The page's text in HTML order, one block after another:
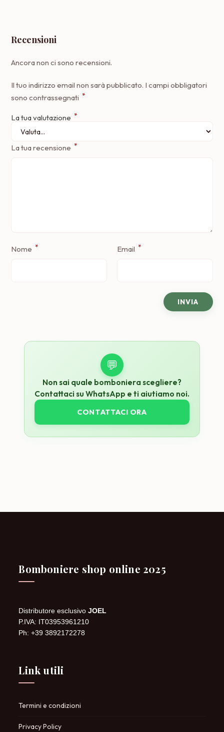
Recensioni
Ancora non ci sono recensioni.
Il tuo indirizzo email non sarà pubblicato. I campi obbligatori
sono contrassegnati *
La tua valutazione *
La tua recensione *
Nome * Email *
💬
Non sai quale bomboniera scegliere?
Contattaci su WhatsApp e ti aiutiamo noi.
CONTATTACI ORA
Bomboniere shop online 2025
Distributore esclusivoJOEL
P.IVA: IT03953961210
Ph: +39 3892172278
Link utili
Termini e condizioni
Privacy Policy